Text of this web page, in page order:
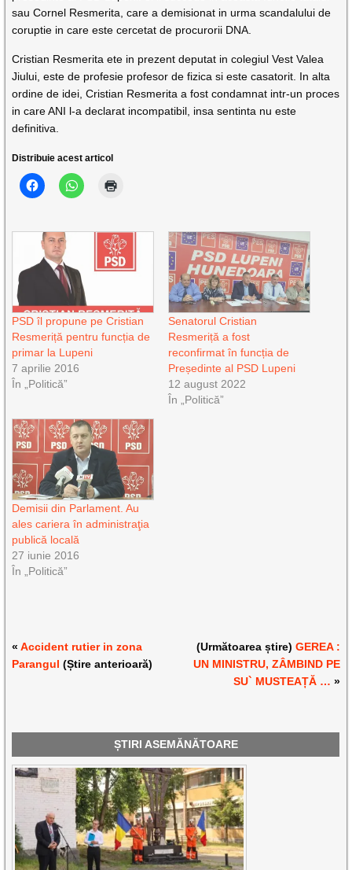
sau Cornel Resmerita, care a demisionat in urma scandalului de
coruptie in care este cercetat de procurorii DNA.
Cristian Resmerita ete in prezent deputat in colegiul Vest Valea
Jiului, este de profesie profesor de fizica si este casatorit. In alta
ordine de idei, Cristian Resmerita a fost condamnat intr-un proces
in care ANI l-a declarat incompatibil, insa sentinta nu este
definitiva.
Distribuie acest articol
PSD îl propune pe Cristian
Resmeriță pentru funcția de
primar la Lupeni
7 aprilie 2016
În „Politică”
Senatorul Cristian
Resmeriță a fost
reconfirmat în funcția de
Președinte al PSD Lupeni
12 august 2022
În „Politică”
Demisii din Parlament. Au
ales cariera în administraţia
publică locală
27 iunie 2016
În „Politică”
«Accident rutier in zona
Parangul (Știre anterioară)
(Următoarea știre) GEREA :
UN MINISTRU, ZÂMBIND PE
SU` MUSTEAȚĂ … »
ȘTIRI ASEMĂNĂTOARE